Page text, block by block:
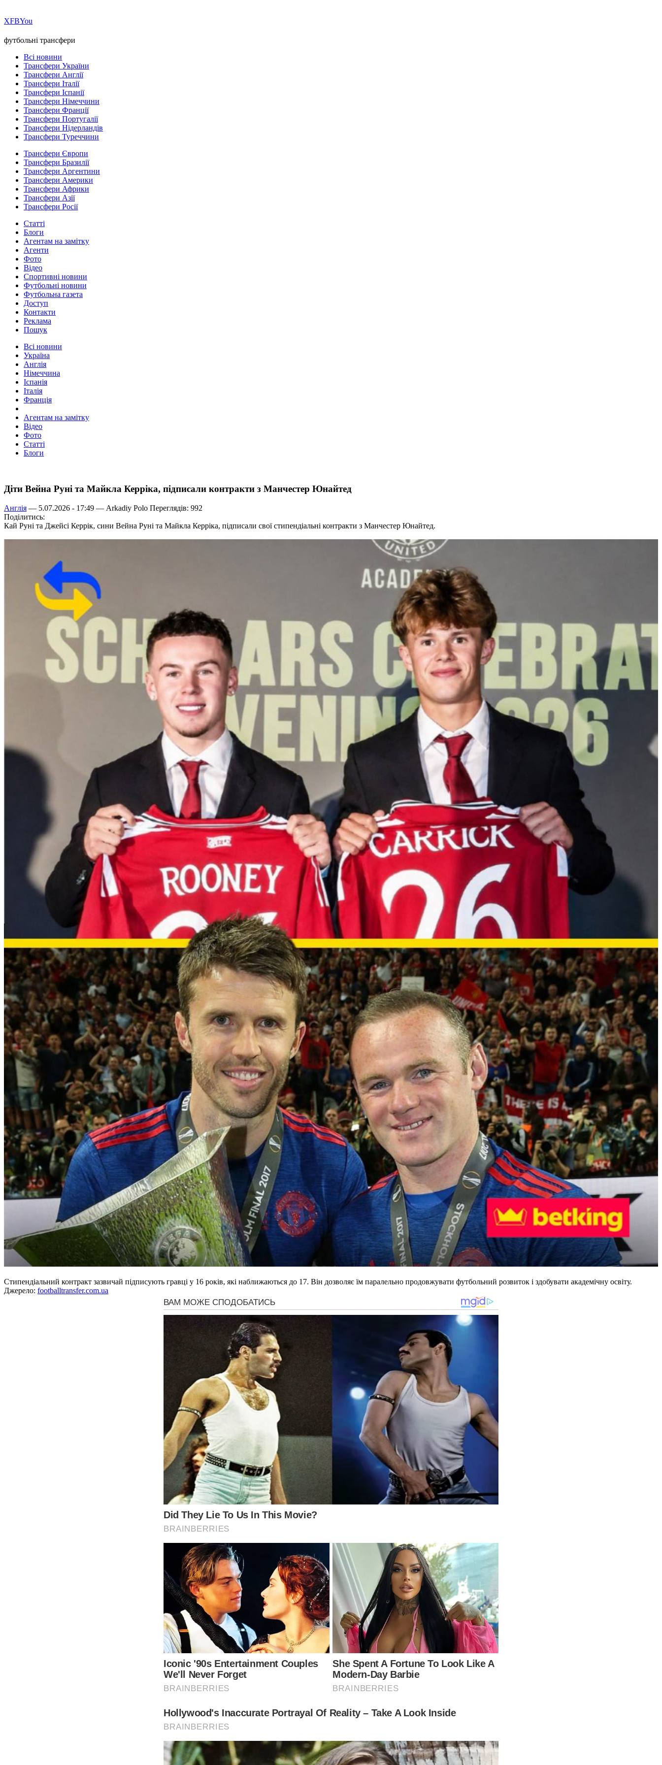
ХFBYou
футбольні трансфери
Всі новини
Трансфери України
Трансфери Англії
Трансфери Італії
Трансфери Іспанії
Трансфери Німеччини
Трансфери Франції
Трансфери Португалії
Трансфери Нідерландів
Трансфери Туреччини
Трансфери Європи
Трансфери Бразилії
Трансфери Аргентини
Трансфери Америки
Трансфери Африки
Трансфери Азії
Трансфери Росії
Статті
Блоги
Агентам на замітку
Агенти
Фото
Відео
Спортивні новини
Футбольні новини
Футбольна газета
Доступ
Контакти
Реклама
Пошук
Всі новини
Україна
Англія
Німеччина
Іспанія
Італія
Франція
Агентам на замітку
Відео
Фото
Статті
Блоги
Діти Вейна Руні та Майкла Керріка, підписали контракти з Манчестер Юнайтед
Англія — 5.07.2026 - 17:49 — Arkadiy Polo Переглядів: 992
Поділитись:
Кай Руні та Джейсі Керрік, сини Вейна Руні та Майкла Керріка, підписали свої стипендіальні контракти з Манчестер Юнайтед.
Стипендіальний контракт зазвичай підписують гравці у 16 років, які наближаються до 17. Він дозволяє їм паралельно продовжувати футбольний розвиток і здобувати академічну освіту.
Джерело: footballtransfer.com.ua